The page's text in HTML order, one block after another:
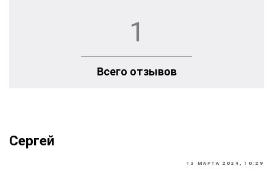
1
Всего отзывов
Сергей
13 МАРТА 2024, 10:29